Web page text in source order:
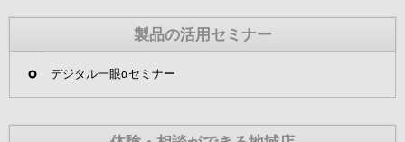
製品の活用セミナー
デジタル一眼αセミナー